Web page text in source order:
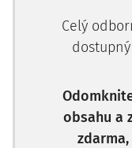
na ktoré sa
majetkom
Preto sa v praxi
banka, ktorá
daňového
danom prípade
Celý
obsahu a